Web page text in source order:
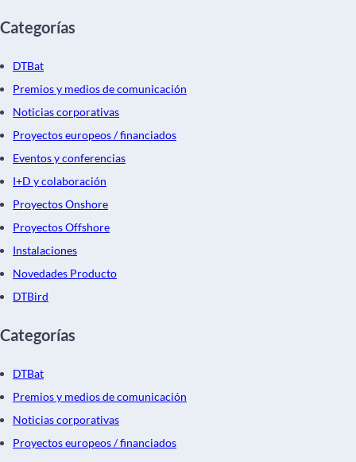
Categorías
DTBat
Premios y medios de comunicación
Noticias corporativas
Proyectos europeos / financiados
Eventos y conferencias
I+D y colaboración
Proyectos Onshore
Proyectos Offshore
Instalaciones
Novedades Producto
DTBird
Categorías
DTBat
Premios y medios de comunicación
Noticias corporativas
Proyectos europeos / financiados